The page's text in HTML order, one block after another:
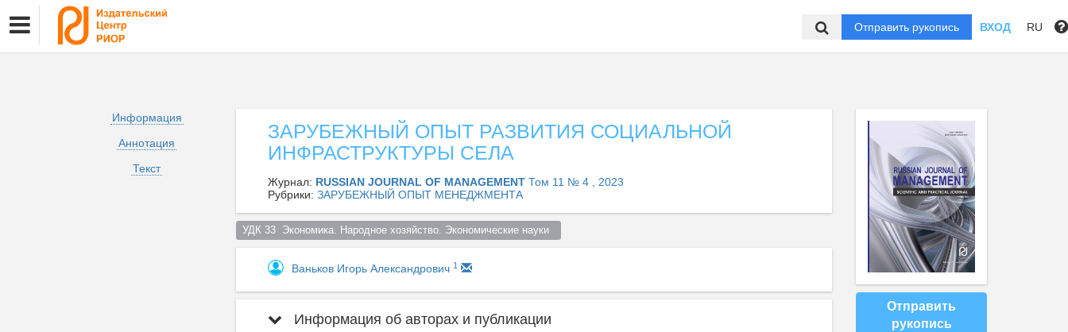
Отправить рукопись ВХОД RU
Информация
Аннотация
Текст
ЗАРУБЕЖНЫЙ ОПЫТ РАЗВИТИЯ СОЦИАЛЬНОЙ
ИНФРАСТРУКТУРЫ СЕЛА
Журнал: RUSSIAN JOURNAL OF MANAGEMENT Том 11 № 4 , 2023
Рубрики: ЗАРУБЕЖНЫЙ ОПЫТ МЕНЕДЖМЕНТА
УДК 33  Экономика. Народное хозяйство. Экономические науки
Ваньков Игорь Александрович 1
Информация об авторах и публикации
Отправить
рукопись